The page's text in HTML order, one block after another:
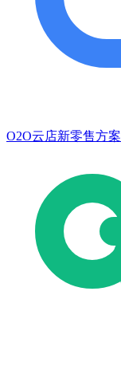
O2O云店新零售方案